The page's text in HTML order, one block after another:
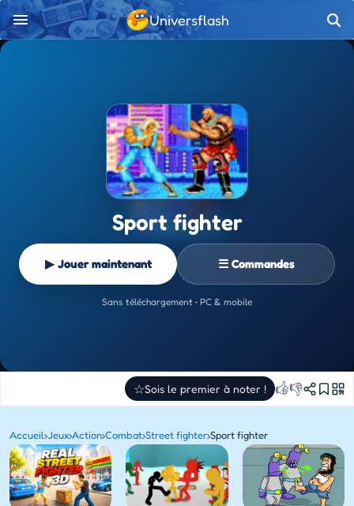
Universflash
Sport fighter
▶ Jouer maintenant ☰ Commandes
Sans téléchargement • PC & mobile
☆Sois le premier à noter ! 👍👎
Accueil›Jeux›Action›Combat›Street fighter›Sport fighter